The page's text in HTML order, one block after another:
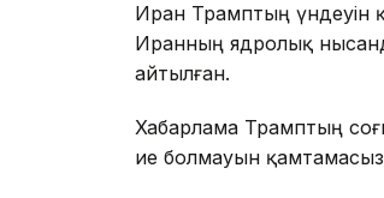
Иран Трамптың үндеуін
Иранның ядролық
айтылған.
Хабарлама Трамптың
ие болмауын қамтамасыз